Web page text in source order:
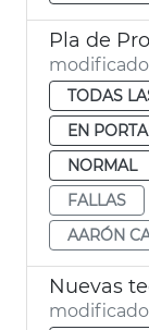
Pla de
TODAS
EN
NORMAL
FALLAS
AARÓN